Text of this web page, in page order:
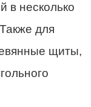
в несколько
для
щиты,